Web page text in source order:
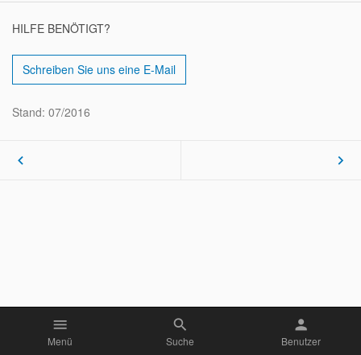
HILFE BENÖTIGT?
Schreiben Sie uns eine E-Mail
Stand: 07/2016
keyboard_arrow_left keyboard_arrow_right
menu
Menü
search
Suche
person
Benutzer